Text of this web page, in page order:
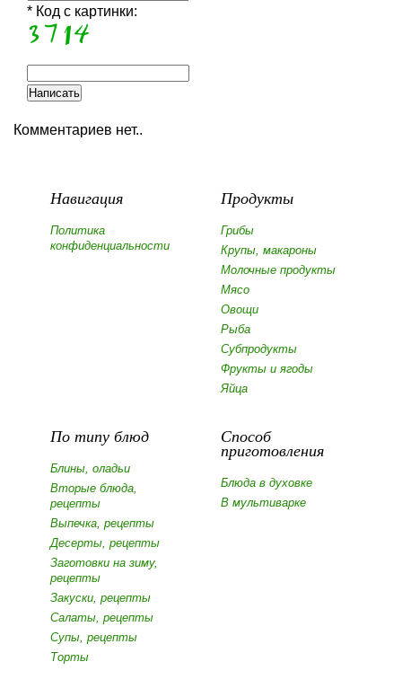
* Код с картинки:
Комментариев нет..
Навигация
Политика
конфиденциальности
Продукты
Грибы
Крупы, макароны
Молочные продукты
Мясо
Овощи
Рыба
Субпродукты
Фрукты и ягоды
Яйца
По типу блюд
Блины, оладьи
Вторые блюда,
рецепты
Выпечка, рецепты
Десерты, рецепты
Заготовки на зиму,
рецепты
Закуски, рецепты
Салаты, рецепты
Супы, рецепты
Торты
Способ
приготовления
Блюда в духовке
В мультиварке